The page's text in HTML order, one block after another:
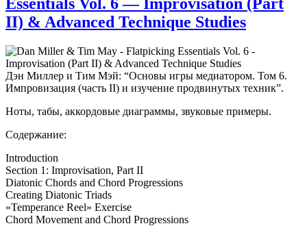
II) & Advanced Technique Studies
Дэн Миллер и Тим Мэй: “Основы игры медиатором. Том 6.
Импровизация (часть II) и изучение продвинутых техник”.
Ноты, табы, аккордовые диаграммы, звуковые примеры.
Содержание:
Introduction
Section 1: Improvisation, Part II
Diatonic Chords and Chord Progressions
Creating Diatonic Triads
«Temperance Reel» Exercise
Chord Movement and Chord Progressions